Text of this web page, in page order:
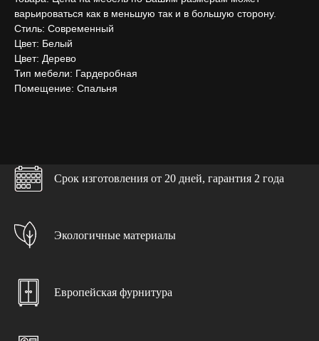
варьироваться как в меньшую так и в большую сторону.
Стиль: Современный
Цвет: Белый
Цвет: Дерево
Тип мебели: Гардеробная
Помещение: Спальня
Срок изготовления от 20 дней, гарантия 2 года
Экологичные материалы
Европейская фурнитура
При заключении договора
С учетом ваших пожеланий